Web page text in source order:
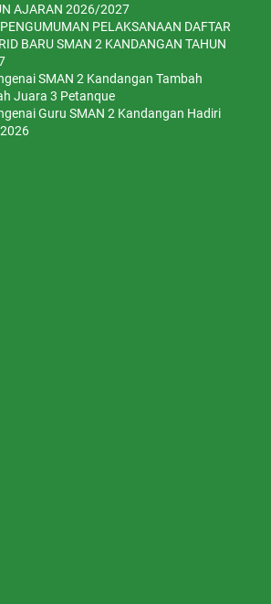
AJARAN 2026/2027
PENGUMUMAN PELAKSANAAN DAFTAR
BARU SMAN 2 KANDANGAN TAHUN
SMAN 2 Kandangan Tambah
Juara 3 Petanque
Guru SMAN 2 Kandangan Hadiri